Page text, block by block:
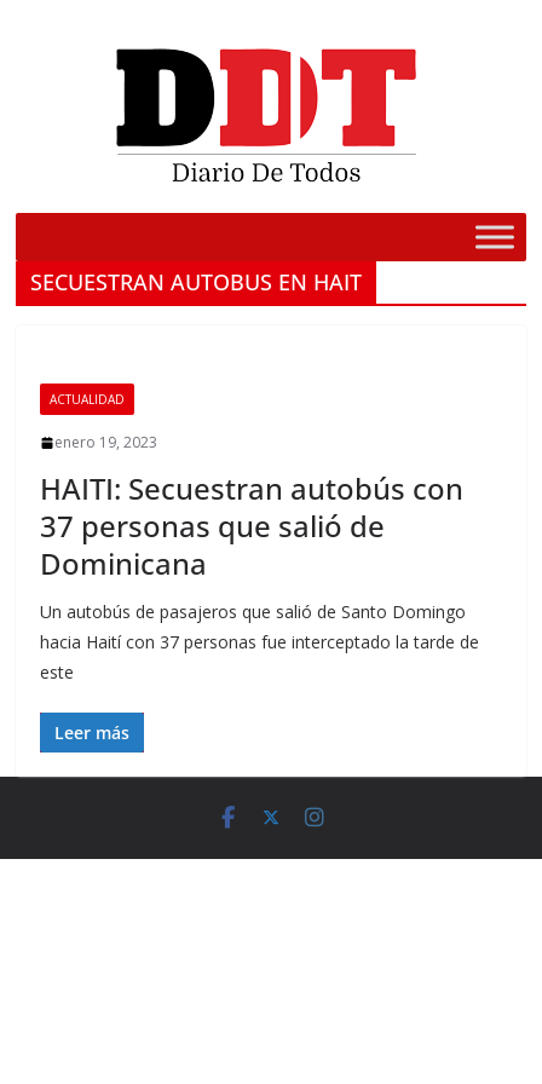
SECUESTRAN AUTOBUS EN HAIT
ACTUALIDAD
enero 19, 2023
HAITI: Secuestran autobús con
37 personas que salió de
Dominicana
Un autobús de pasajeros que salió de Santo Domingo
hacia Haití con 37 personas fue interceptado la tarde de
este
Leer más